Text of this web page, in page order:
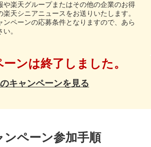
や楽天グループまたはその他の企業のお得
天シニアニュースをお送りいたします。
ンペーンの応募条件となりますので、あら
。
ンは終了しました。
キャンペーンを見る
ンペーン参加手順